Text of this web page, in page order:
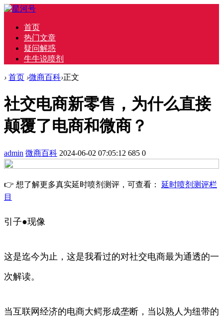
首页
热门文章
疑问解惑
牛牛说喷剂
› 首页 ›微商百科›正文
社交电商新零售，为什么直接
颠覆了电商和微商？
admin 微商百科 2024-06-02 07:05:12 685 0
👉 想了解更多真实延时喷剂测评，可查看： 延时喷剂测评栏
目
引子●现像
这是迄今为止，这是我看过的对社交电商最为通透的一
次解读。
当互联网经济的电商大鳄形成垄断，当以熟人为纽带的